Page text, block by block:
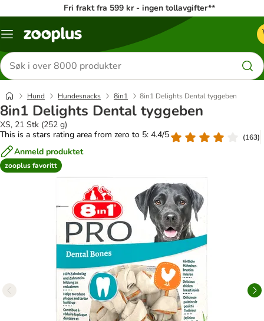
Fri frakt fra 599 kr - ingen tollavgifter**
Katalogmeny
Søk
etter
produkter
Hund Hundesnacks 8in1 8in1 Delights Dental tyggeben
8in1 Delights Dental tyggeben
XS, 21 Stk (252 g)
This is a stars rating area from zero to 5: 4.4/5
(163)
Anmeld produktet
zooplus favoritt